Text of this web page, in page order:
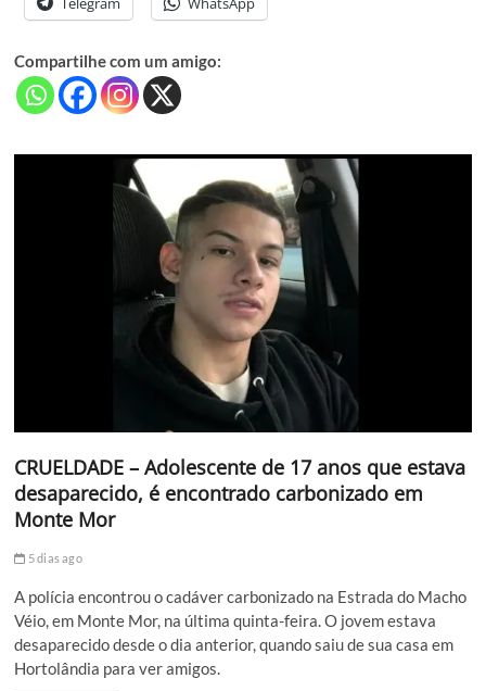
Compartilhe com um amigo:
CRUELDADE – Adolescente de 17 anos que estava
desaparecido, é encontrado carbonizado em
Monte Mor
5 dias ago
A polícia encontrou o cadáver carbonizado na Estrada do Macho
Véio, em Monte Mor, na última quinta-feira. O jovem estava
desaparecido desde o dia anterior, quando saiu de sua casa em
Hortolândia para ver amigos.